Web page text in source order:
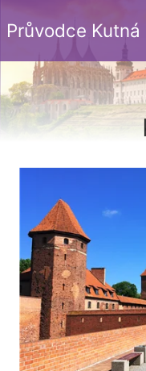
Průvodce Kutná